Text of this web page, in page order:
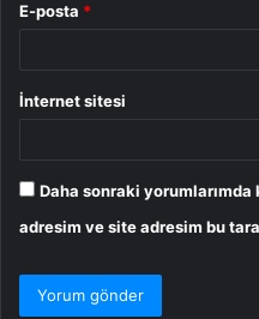
E-posta *
İnternet sitesi
Daha sonraki yorumlarımda
adresim ve site adresim bu